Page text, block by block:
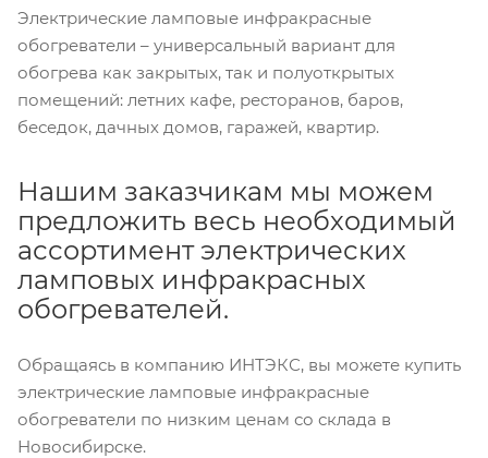
Электрические ламповые инфракрасные
обогреватели – универсальный вариант для
обогрева как закрытых, так и полуоткрытых
помещений: летних кафе, ресторанов, баров,
беседок, дачных домов, гаражей, квартир.
Нашим заказчикам мы можем
предложить весь необходимый
ассортимент электрических
ламповых инфракрасных
обогревателей.
Обращаясь в компанию ИНТЭКС, вы можете купить
электрические ламповые инфракрасные
обогреватели по низким ценам со склада в
Новосибирске.